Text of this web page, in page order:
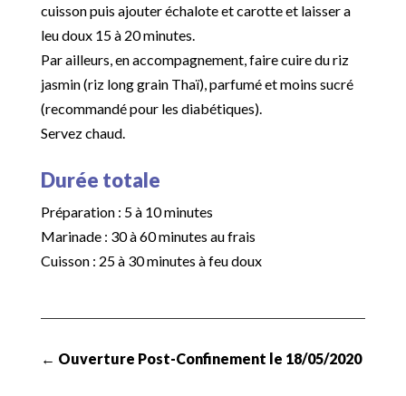
cuisson puis ajouter échalote et carotte et laisser a
leu doux 15 à 20 minutes.
Par ailleurs, en accompagnement, faire cuire du riz
jasmin (riz long grain Thaï), parfumé et moins sucré
(recommandé pour les diabétiques).
Servez chaud.
Durée totale
Préparation : 5 à 10 minutes
Marinade : 30 à 60 minutes au frais
Cuisson : 25 à 30 minutes à feu doux
← Ouverture Post-Confinement le 18/05/2020